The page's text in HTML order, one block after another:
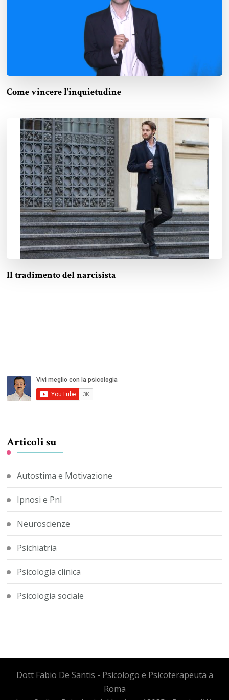
Come vincere l’inquietudine
Il tradimento del narcisista
Articoli su
Autostima e Motivazione
Ipnosi e Pnl
Neuroscienze
Psichiatria
Psicologia clinica
Psicologia sociale
Dott Fabio De Santis - Psicologo e Psicoterapeuta a
Roma